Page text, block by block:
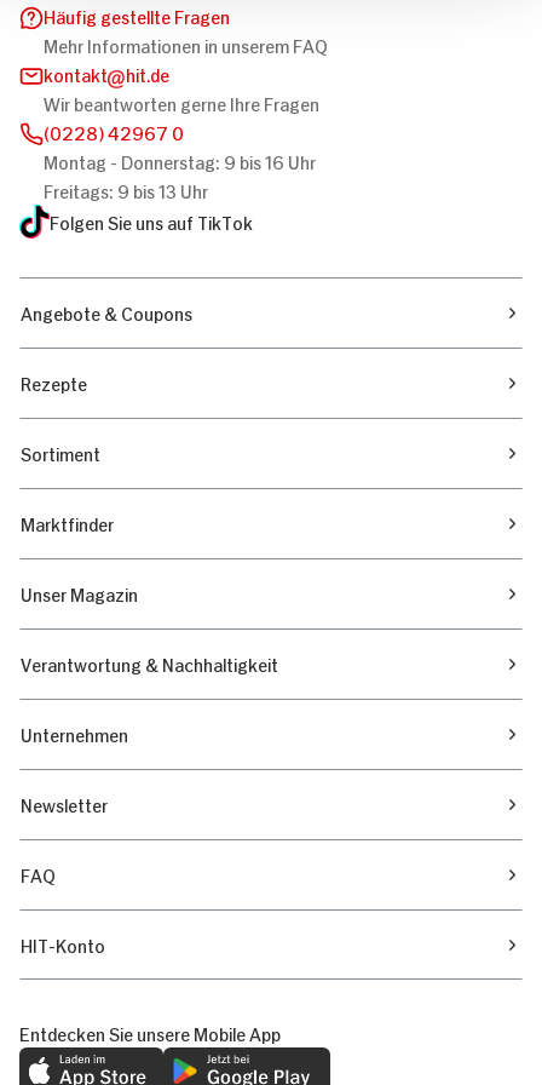
Häufig gestellte Fragen
Mehr Informationen in unserem FAQ
kontakt
hit.de
Wir beantworten gerne Ihre Fragen
(0228) 42967 0
Montag - Donnerstag: 9 bis 16 Uhr
Freitags: 9 bis 13 Uhr
Folgen Sie uns auf TikTok
Angebote & Coupons
Rezepte
Sortiment
Marktfinder
Unser Magazin
Verantwortung & Nachhaltigkeit
Unternehmen
Newsletter
FAQ
HIT-Konto
Entdecken Sie unsere Mobile App